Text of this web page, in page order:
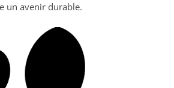
un avenir durable.